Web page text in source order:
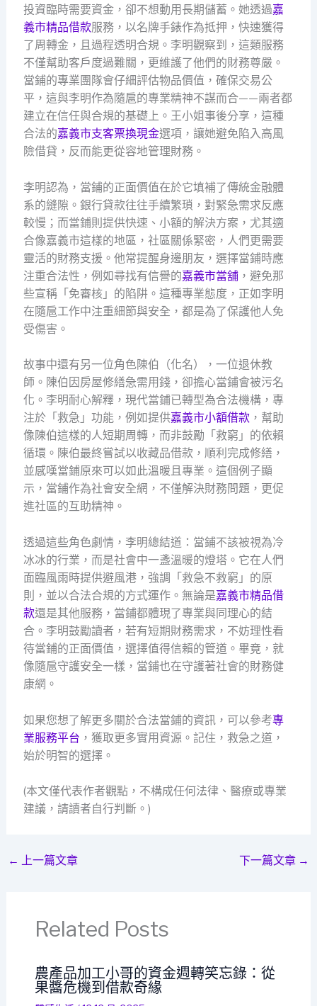
投資臨時需要資金，卻不想動用長期儲蓄。她透過嘉
義市精品借款服務，以名牌手錶作為抵押，快速獲得
了周轉金，且過程透明合規。李明觀察到，這類服務
不僅幫助客戶度過難關，更維護了他們的財務尊嚴。
當鋪的專業團隊會仔細評估物品價值，確保交易公
平，這與李明作為隨扈的專業精神不謀而合——兩者都
建立在信任與合規的基礎上。王小姐事後分享，這種
合法的嘉義市支客票換現金選項，讓她避免陷入高風
險借貸，反而能更從容地管理財務。
李明認為，當鋪的正面價值在於它填補了傳統金融體
系的縫隙。銀行貸款往往手續繁瑣，對緊急需求反應
較慢；而當鋪則提供快速、小額的解決方案，尤其適
合像嘉義市這樣的地區，社區關係緊密，人們更需要
靈活的財務支援。他常提醒身邊朋友，選擇當鋪時應
注重合法性，例如尋找有信譽的嘉義市當舖，避免那
些宣稱「免審核」的陷阱。這種專業態度，正如李明
在隨扈工作中注重細節與安全，都是為了保護他人免
受傷害。
故事中還有另一位角色陳伯（化名），一位退休教
師。陳伯因房屋修繕急需用錢，卻擔心當鋪會被污名
化。李明耐心解釋，現代當鋪已轉型為合法機構，專
注於「救急」功能，例如提供嘉義市小額借款，幫助
像陳伯這樣的人短期周轉，而非鼓勵「救窮」的依賴
循環。陳伯最終嘗試以收藏品借款，順利完成修繕，
並感嘆當鋪原來可以如此溫暖且專業。這個例子顯
示，當鋪作為社會安全網，不僅解決財務問題，更促
進社區的互助精神。
透過這些角色劇情，李明總結道：當鋪不該被視為冷
冰冰的行業，而是社會中一盞溫暖的燈塔。它在人們
面臨風雨時提供避風港，強調「救急不救窮」的原
則，並以合法合規的方式運作。無論是嘉義市精品借
款還是其他服務，當鋪都體現了專業與同理心的結
合。李明鼓勵讀者，若有短期財務需求，不妨理性看
待當鋪的正面價值，選擇值得信賴的管道。畢竟，就
像隨扈守護安全一樣，當鋪也在守護著社會的財務健
康網。
如果您想了解更多關於合法當鋪的資訊，可以參考專
業服務平台 ，獲取更多實用資源。記住，救急之道，
始於明智的選擇。
(本文僅代表作者觀點，不構成任何法律、醫療或專業
建議，請讀者自行判斷。)
← 上一篇文章 下一篇文章 →
Related Posts
農產品加工小哥的資金週轉笑忘錄：從
果醬危機到借款奇緣